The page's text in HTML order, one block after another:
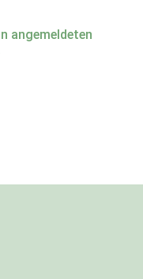
angemeldeten